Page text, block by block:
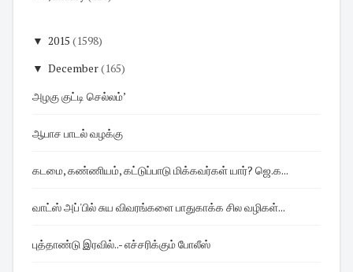
▼ 2015 (1598)
▼ December(165)
அழகு குட்டி செல்லம்’
ஆபாச பாடல் வழக்கு
கடமை, கண்ணியம், கட்டுப்பாடு மிக்கவர்கள் யார்? ஜெ.க...
வாட்ஸ் அப்'பில் சுய விவரங்களை பாதுகாக்க சில வழிகள்...
புத்தாண்டு இரவில்..- எச்சரிக்கும் போலீஸ்